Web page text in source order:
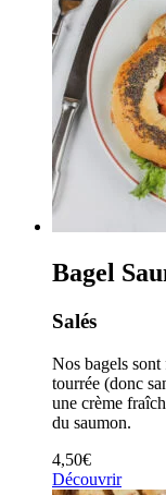
Bagel
Salés
Nos bagels sont
tourrée (donc
une crème
du saumon.
4,50€
Découvrir